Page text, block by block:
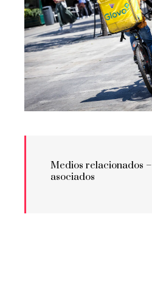
Medios relacionados –
asociados